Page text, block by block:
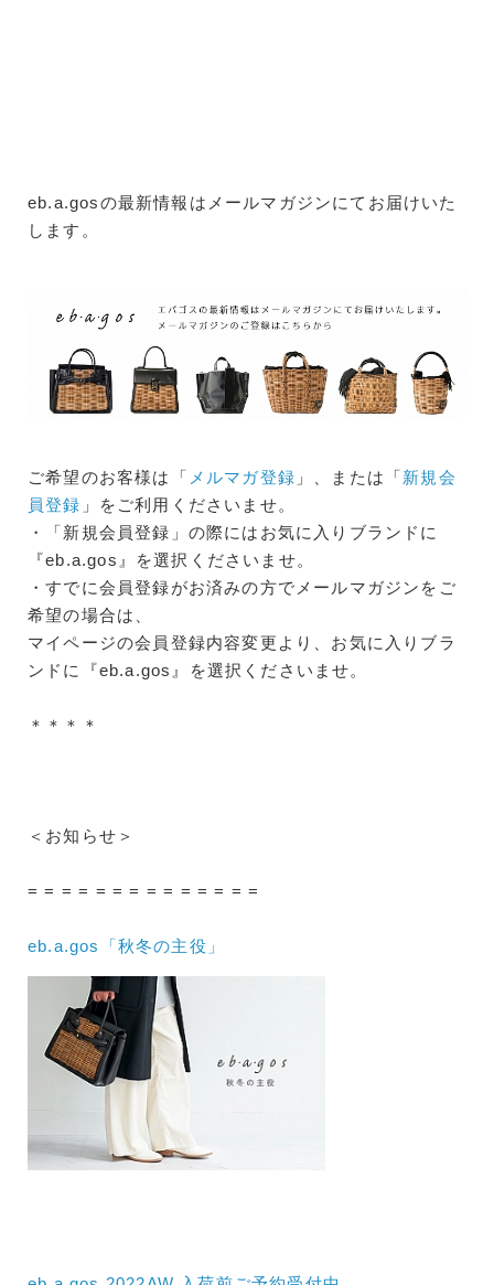
eb.a.gosの最新情報はメールマガジンにてお届けいた
します。
ご希望のお客様は「 メルマガ登録 」、または「新規会
員登録 」をご利用くださいませ。
・「新規会員登録」の際にはお気に入りブランドに
『eb.a.gos』を選択くださいませ。
・すでに会員登録がお済みの方でメールマガジンをご
希望の場合は、
マイページの会員登録内容変更より、お気に入りブラ
ンドに『eb.a.gos』を選択くださいませ。
＊＊＊＊
＜お知らせ＞
= = = = = = = = = = = = = =
eb.a.gos「秋冬の主役」